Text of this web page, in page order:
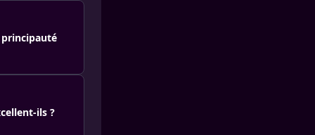
principauté
ils ?